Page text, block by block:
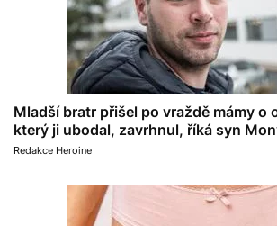
Mladší bratr přišel po vraždě mámy o
který ji ubodal, zavrhnul, říká syn
Redakce Heroine